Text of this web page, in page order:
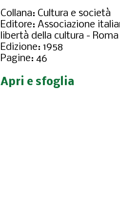
Collana: Cultura e società
Editore: Associazione
libertà della cultura - Roma
Edizione: 1958
Pagine: 46
Apri e sfoglia